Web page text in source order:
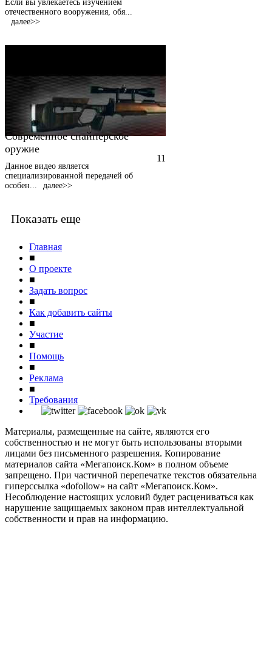
Если вы увлекаетесь изучением
отечественного вооружения, обя
далее>>
Современное снайперское
оружие
11
Данное видео является
специализированной передачей об
особен
далее>>
Показать еще
Главная
■
О проекте
■
Задать вопрос
■
Как добавить сайты
■
Участие
■
Помощь
■
Реклама
■
Требования
Материалы, размещенные на сайте, являются его
собственностью и не могут быть использованы вторыми
лицами без письменного разрешения. Копирование
материалов сайта «Мегапоиск.Ком» в полном объеме
запрещено. При частичной перепечатке текстов обязательна
гиперссылка «dofollow» на сайт «Мегапоиск.Ком».
Несоблюдение настоящих условий будет расцениваться как
нарушение защищаемых законом прав интеллектуальной
собственности и прав на информацию.